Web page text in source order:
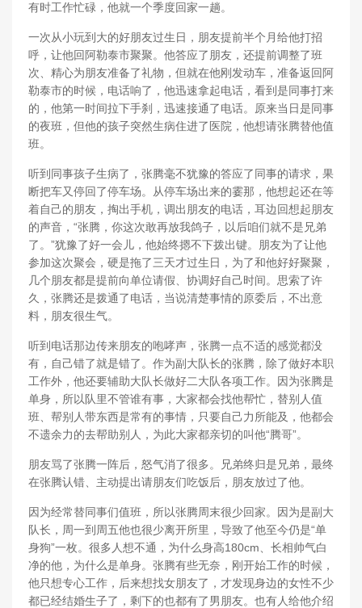
有时工作忙碌，他就一个季度回家一趟。
一次从小玩到大的好朋友过生日，朋友提前半个月给他打招
呼，让他回阿勒泰市聚聚。他答应了朋友，还提前调整了班
次、精心为朋友准备了礼物，但就在他刚发动车，准备返回阿
勒泰市的时候，电话响了，他迅速拿起电话，看到是同事打来
的，他第一时间拉下手刹，迅速接通了电话。原来当日是同事
的夜班，但他的孩子突然生病住进了医院，他想请张腾替他值
班。
听到同事孩子生病了，张腾毫不犹豫的答应了同事的请求，果
断把车又停回了停车场。从停车场出来的霎那，他想起还在等
着自己的朋友，掏出手机，调出朋友的电话，耳边回想起朋友
的声音，“张腾，你这次敢再放我鸽子，以后咱们就不是兄弟
了。”犹豫了好一会儿，他始终摁不下拨出键。朋友为了让他
参加这次聚会，硬是拖了三天才过生日，为了和他好好聚聚，
几个朋友都是提前向单位请假、协调好自己时间。思索了许
久，张腾还是拨通了电话，当说清楚事情的原委后，不出意
料，朋友很生气。
听到电话那边传来朋友的咆哮声，张腾一点不适的感觉都没
有，自己错了就是错了。作为副大队长的张腾，除了做好本职
工作外，他还要辅助大队长做好二大队各项工作。因为张腾是
单身，所以队里不管谁有事，大家都会找他帮忙，替别人值
班、帮别人带东西是常有的事情，只要自己力所能及，他都会
不遗余力的去帮助别人，为此大家都亲切的叫他“腾哥”。
朋友骂了张腾一阵后，怒气消了很多。兄弟终归是兄弟，最终
在张腾认错、主动提出请朋友们吃饭后，朋友放过了他。
因为经常替同事们值班，所以张腾周末很少回家。因为是副大
队长，周一到周五他也很少离开所里，导致了他至今仍是“单
身狗”一枚。很多人想不通，为什么身高180cm、长相帅气白
净的他，为什么是单身。张腾有些无奈，刚开始工作的时候，
他只想专心工作，后来想找女朋友了，才发现身边的女性不少
都已经结婚生子了，剩下的也都有了男朋友。也有人给他介绍